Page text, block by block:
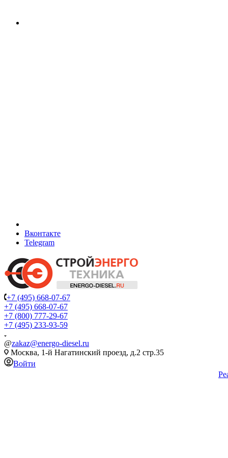
Вконтакте
Telegram
+7 (495) 668-07-67
+7 (495) 668-07-67
+7 (800) 777-29-67
+7 (495) 233-93-59
@zakaz@energo-diesel.ru
Москва, 1-й Нагатинский проезд, д.2 стр.35
Войти